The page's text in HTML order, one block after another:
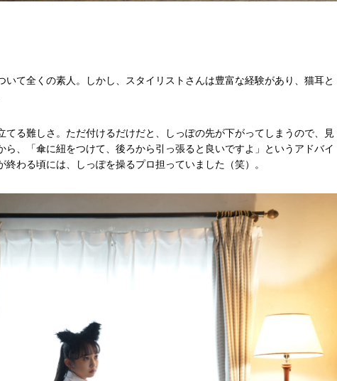
て全くの素人。しかし、スタイリストさんは豊富な経験があり、猫耳と
る難しさ。ただ付けるだけだと、しっぽの先が下がってしまうので、見
、「傘に紐をつけて、後ろから引っ張ると良いですよ」というアドバイ
わる頃には、しっぽを操るプロ担っていました（笑）。